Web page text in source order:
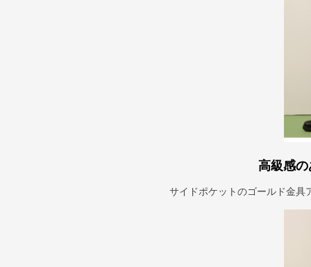
高級感の
サイドポケットのゴールド金具